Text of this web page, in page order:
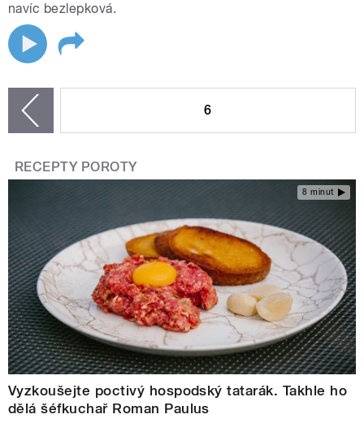
navíc bezlepková.
6
RECEPTY POROTY
8 minut
Vyzkoušejte poctivý hospodský tatarák. Takhle ho
dělá šéfkuchař Roman Paulus